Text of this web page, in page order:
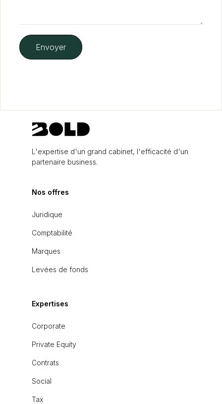
L'expertise d'un grand cabinet, l'efficacité d'un
partenaire business.
Nos offres
Juridique
Comptabilité
Marques
Levées de fonds
Expertises
Corporate
Private Equity
Contrats
Social
Tax